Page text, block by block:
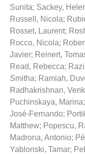
Sunita; Sackey,
Russell, Nicola;
Rosset, Laurent;
Rocco, Nicola;
Javier; Reinert,
Read, Rebecca;
Smitha; Ramiah,
Radhakrishnan,
Puchinskaya, Marina;
José-Fernando;
Matthew; Popescu,
Madrona, Antonio;
Yablonski, Tamar;